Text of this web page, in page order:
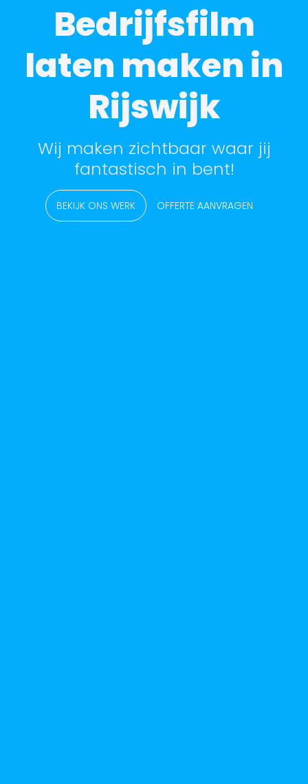
Bedrijfsfilm
laten maken in
Rijswijk
Wij maken zichtbaar waar jij
fantastisch in bent!
BEKIJK ONS WERK OFFERTE AANVRAGEN